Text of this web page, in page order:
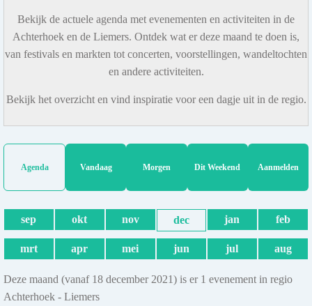
Bekijk de actuele agenda met evenementen en activiteiten in de
Achterhoek en de Liemers. Ontdek wat er deze maand te doen is,
van festivals en markten tot concerten, voorstellingen, wandeltochten
en andere activiteiten.
Bekijk het overzicht en vind inspiratie voor een dagje uit in de regio.
Agenda Vandaag Morgen Dit Weekend Aanmelden
sep okt nov dec jan feb
mrt apr mei jun jul aug
Deze maand (vanaf 18 december 2021) is er 1 evenement in regio
Achterhoek - Liemers